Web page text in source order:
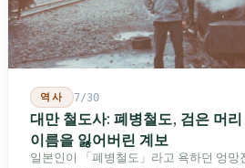
역사 7/30
대만 철도사: 폐병철도, 검은 머
이름을 잃어버린 계보
일본인이 「폐병철도」라고 욕하던 엉망